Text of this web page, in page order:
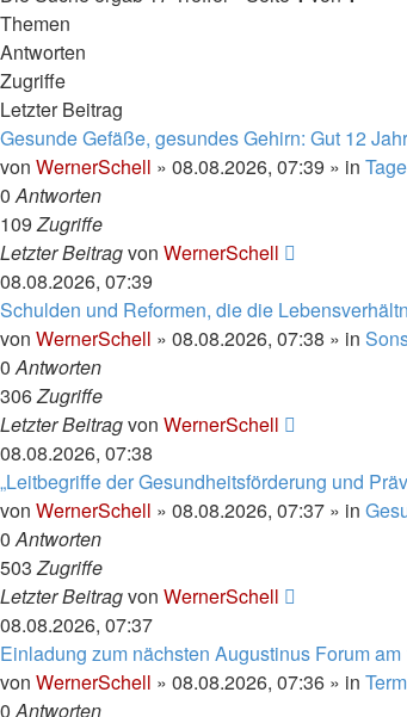
Themen
Antworten
Zugriffe
Letzter Beitrag
Gesunde Gefäße, gesundes Gehirn: Gut 12
von WernerSchell » 08.08.2026, 07:39 » in
0Antworten
109Zugriffe
Letzter Beitragvon WernerSchell
08.08.2026, 07:39
Schulden und Reformen, die die
von WernerSchell » 08.08.2026, 07:38 » in
0Antworten
306Zugriffe
Letzter Beitragvon WernerSchell
08.08.2026, 07:38
„Leitbegriffe der Gesundheitsförderung und
von WernerSchell » 08.08.2026, 07:37 » in
0Antworten
503Zugriffe
Letzter Beitragvon WernerSchell
08.08.2026, 07:37
Einladung zum nächsten Augustinus Forum
von WernerSchell » 08.08.2026, 07:36 » in
0Antworten